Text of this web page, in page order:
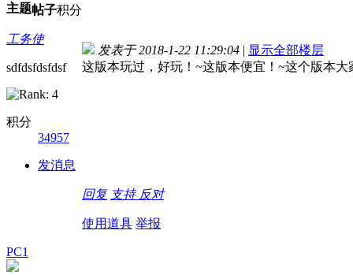
主题帖子积分
工务使
sdfdsfdsfdsf
积分
34957
发消息
发表于 2018-1-22 11:29:04 | 显示全部楼层
这版本玩过，好玩！~这版本便宜！~这个版本
回复 支持 反对
使用道具 举报
PC1